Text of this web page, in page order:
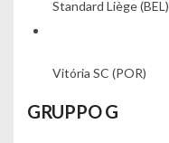
Standard Liège(BEL)
Vitória SC (POR)
GRUPPO G